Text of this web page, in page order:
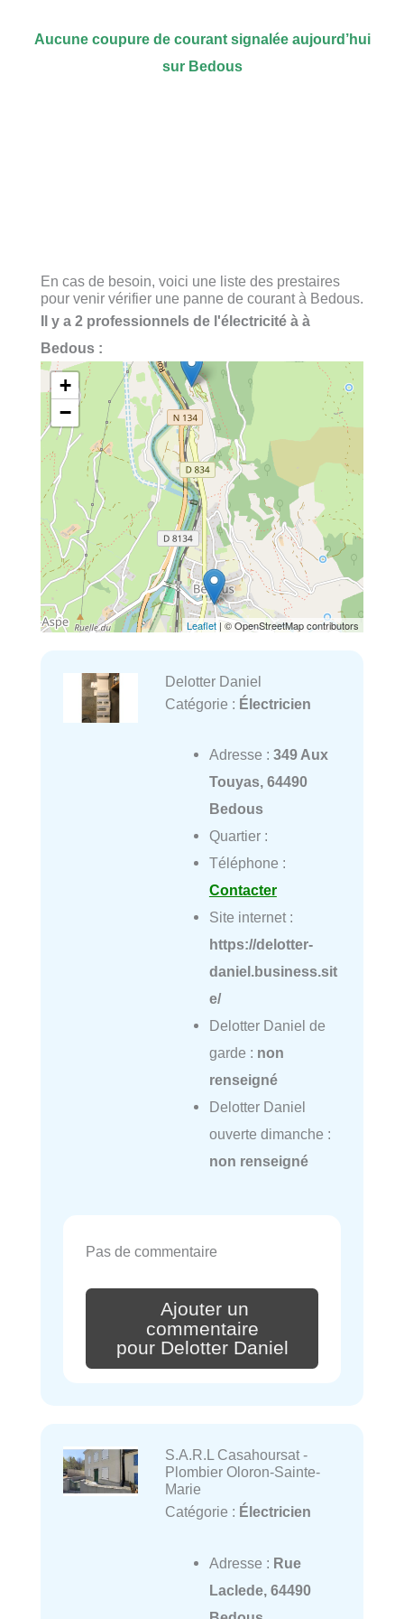
Aucune coupure de courant signalée aujourd’hui
sur Bedous
En cas de besoin, voici une liste des prestaires
pour venir vérifier une panne de courant à Bedous.
Il y a 2 professionnels de l'électricité à à
Bedous :
+
−
Leaflet | © OpenStreetMap contributors
Delotter Daniel
Catégorie : Électricien
Adresse : 349 Aux
Touyas, 64490
Bedous
Quartier :
Téléphone :
Contacter
Site internet :
https://delotter-
daniel.business.sit
e/
Delotter Daniel de
garde : non
renseigné
Delotter Daniel
ouverte dimanche :
non renseigné
Pas de commentaire
Ajouter un
commentaire
pour Delotter Daniel
S.A.R.L Casahoursat -
Plombier Oloron-Sainte-
Marie
Catégorie : Électricien
Adresse : Rue
Laclede, 64490